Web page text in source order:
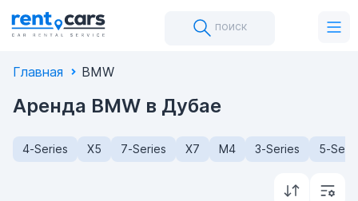
поиск
Главная BMW
Аренда BMW в Дубае
4-Series X5 7-Series X7 M4 3-Series 5-